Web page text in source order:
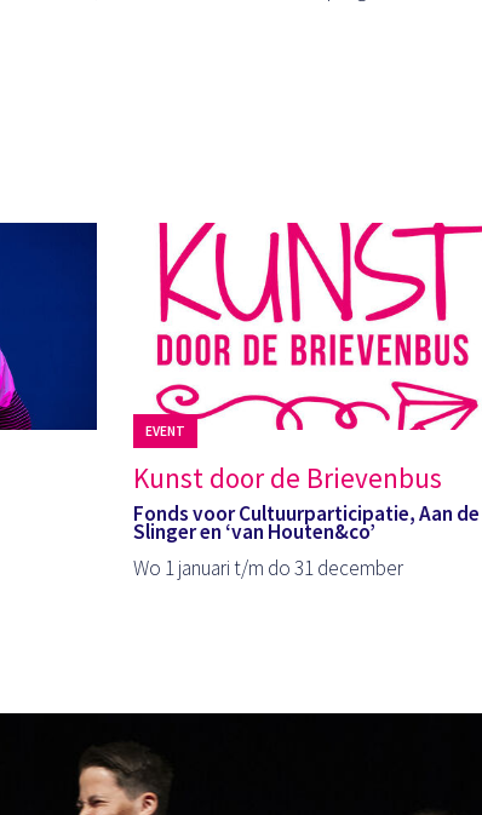
EVENT
Kunst door de Brievenbus
Fonds voor Cultuurparticipatie, Aan de
Slinger en ‘van Houten&co’
Wo 1 januari t/m do 31 december